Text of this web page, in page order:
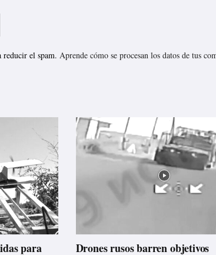
reducir el spam. Aprende cómo se procesan los datos de tus
para
Drones rusos barren objetivos